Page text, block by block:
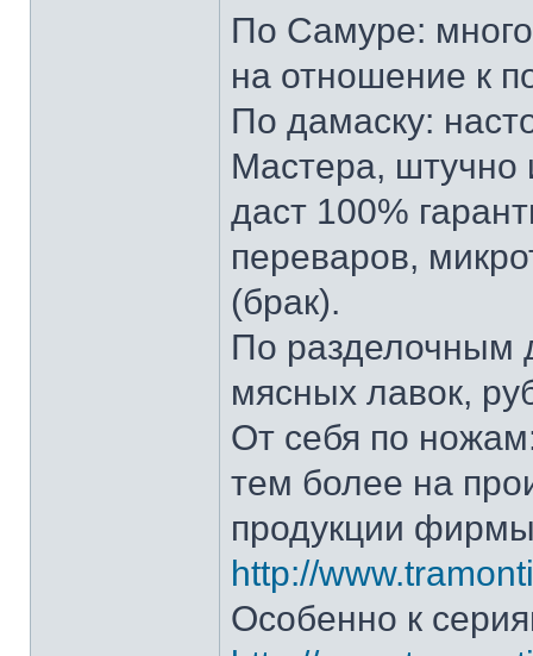
По Самуре: много
на отношение к
По дамаску:
Мастера, штучно
даст 100%
переваров,
(брак).
По разделочным
мясных лавок,
От себя по
тем более на
продукции
http://
Особенно к